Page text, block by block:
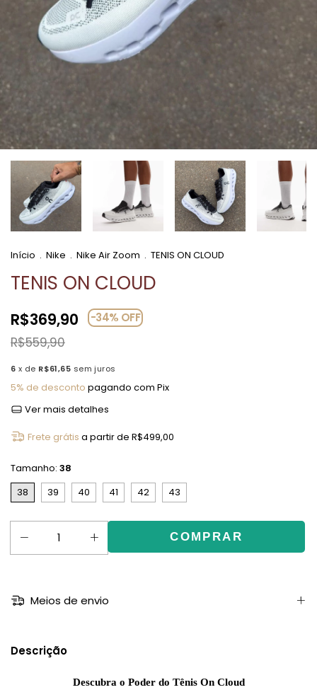
Início . Nike . Nike Air Zoom . TENIS ON CLOUD
TENIS ON CLOUD
R$369,90 -34% OFF
R$559,90
6 x de R$61,65 sem juros
5% de desconto pagando com Pix
Ver mais detalhes
Frete grátis a partir de R$499,00
Tamanho: 38
38
39 40 41 42 43
Meios de envio
Descrição
Descubra o Poder do Tênis On Cloud